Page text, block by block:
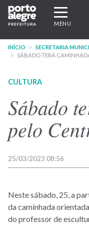
Pular
para
conteúdo
principal
navegação
MENU
INÍCIO
SECRETARIA
SÁBADO TERÁ
CULTURA
Sábado
pelo
25/03/2023 08:56
Neste sábado, 25, a
da caminhada
do professor de